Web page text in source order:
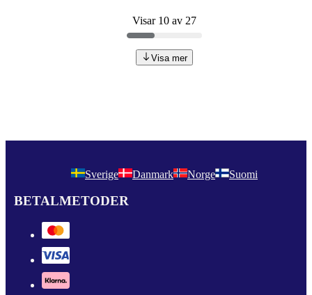
Visar 10 av 27
Visa mer
Sverige Danmark Norge Suomi
BETALMETODER